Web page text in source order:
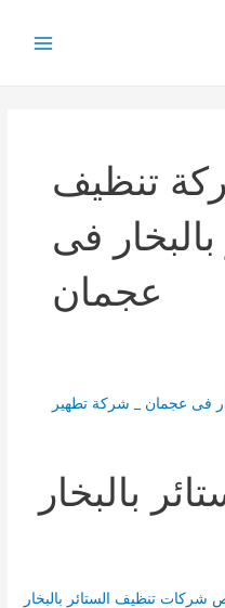
تنظيف
فى
عجمان
بالبخار
شركات تنظيف الستائر بالبخار